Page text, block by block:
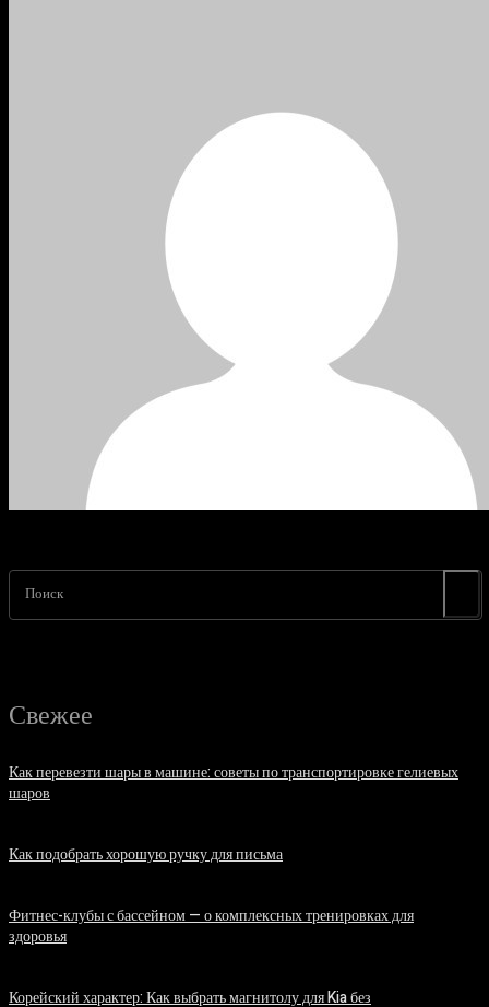
Поиск
Свежее
Как перевезти шары в машине: советы по транспортировке гелиевых
шаров
Как подобрать хорошую ручку для письма
Фитнес-клубы с бассейном — о комплексных тренировках для
здоровья
Корейский характер: Как выбрать магнитолу для Kia без